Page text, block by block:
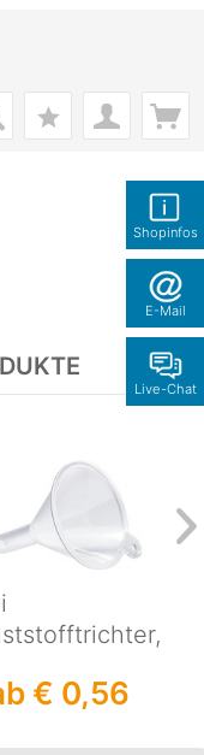
Shopinfos
E-Mail
Live-Chat
€ 0,56